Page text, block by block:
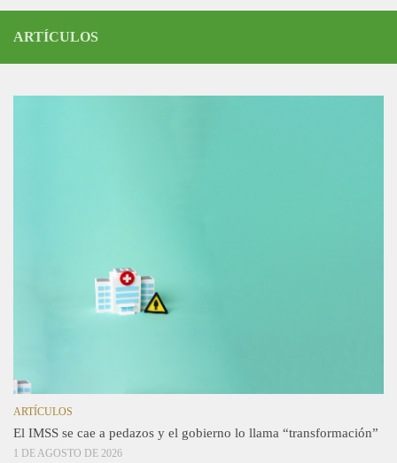
ARTÍCULOS
ARTÍCULOS
El IMSS se cae a pedazos y el gobierno lo llama “transformación”
1 DE AGOSTO DE 2026